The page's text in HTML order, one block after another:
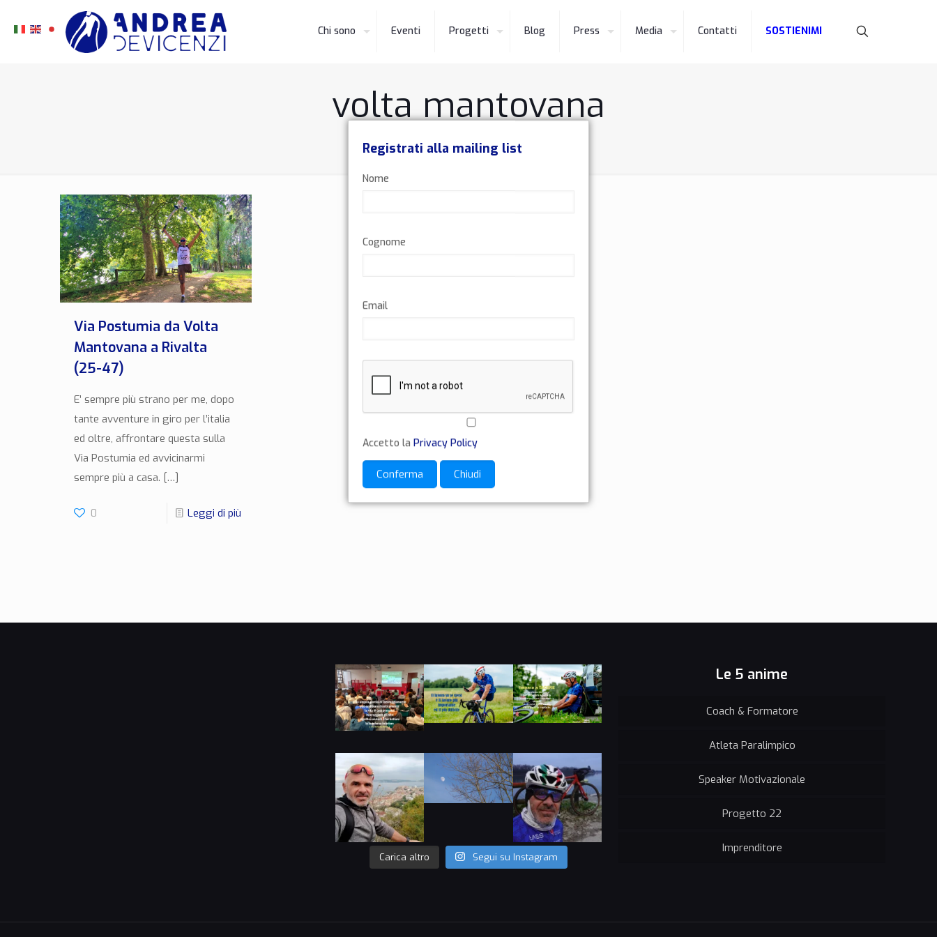
Chi sono Eventi Progetti Blog Press Media Contatti SOSTIENIMI
volta mantovana
Home volta mantovana
Via Postumia da Volta
Mantovana a Rivalta
(25-47)
E’ sempre più strano per me, dopo
tante avventure in giro per l’italia
ed oltre, affrontare questa sulla
Via Postumia ed avvicinarmi
sempre più a casa. […]
0 Leggi di più
Carica altro Segui su Instagram
Le 5 anime
Coach & Formatore
Atleta Paralimpico
Speaker Motivazionale
Progetto 22
Imprenditore
Registrati alla mailing list
Nome
Cognome
Email
Accetto la Privacy Policy
Conferma Chiudi